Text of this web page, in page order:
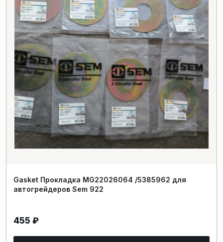
Gasket Прокладка MG22026064 /5385962 для
автогрейдеров Sem 922
455 ₽